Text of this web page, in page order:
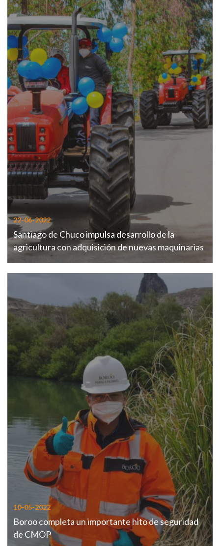
22-06-2022
Santiago de Chuco impulsa desarrollo de la
agricultura con adquisición de nuevas maquinarias
10-05-2022
Boroo completa un importante hito de seguridad
de CMOP